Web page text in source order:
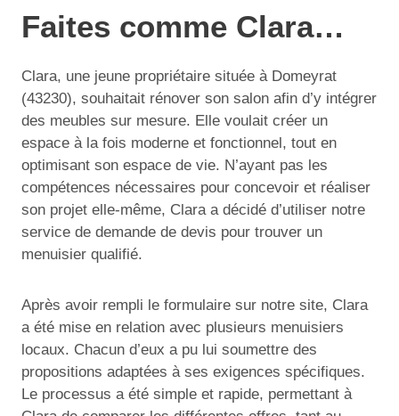
Faites comme Clara…
Clara, une jeune propriétaire située à Domeyrat
(43230), souhaitait rénover son salon afin d’y intégrer
des meubles sur mesure. Elle voulait créer un
espace à la fois moderne et fonctionnel, tout en
optimisant son espace de vie. N’ayant pas les
compétences nécessaires pour concevoir et réaliser
son projet elle-même, Clara a décidé d’utiliser notre
service de demande de devis pour trouver un
menuisier qualifié.
Après avoir rempli le formulaire sur notre site, Clara
a été mise en relation avec plusieurs menuisiers
locaux. Chacun d’eux a pu lui soumettre des
propositions adaptées à ses exigences spécifiques.
Le processus a été simple et rapide, permettant à